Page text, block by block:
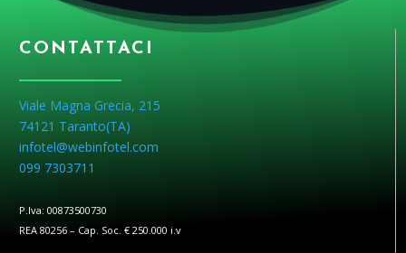
CONTATTACI
Viale Magna Grecia, 215
74121 Taranto(TA)
infotel@webinfotel.com
099 7303711
P.Iva: 00873500730
REA 80256 – Cap. Soc. € 250.000 i.v